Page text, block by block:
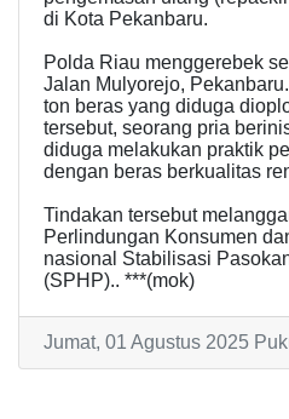
di Kota Pekanbaru.
Polda Riau menggerebek
Jalan Mulyorejo,
ton beras yang diduga
tersebut, seorang pria
diduga melakukan praktik
dengan beras berkualitas
Tindakan tersebut
Perlindungan Konsumen
nasional Stabilisasi
(SPHP).. ***(mok)
Jumat, 01 Agustus 2025